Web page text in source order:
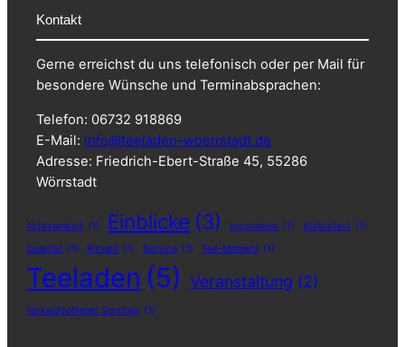
Kontakt
Gerne erreichst du uns telefonisch oder per Mail für
besondere Wünsche und Terminabsprachen:
Telefon: 06732 918869
E-Mail: info@teeladen-woerrstadt.de
Adresse: Friedrich-Ebert-Straße 45, 55286
Wörrstadt
Achtsamkeit (1) Einblicke (3) Inspiration (1) Kürbisfest (1)
Qualität (1) Rituale (1) Service (1) Tee-Moment (1)
Teeladen (5) Veranstaltung (2)
Verkaufsoffener Sonntag (1)